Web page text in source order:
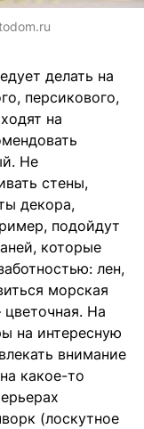
делать на
персикового,
на
Не
стены,
декора,
подойдут
которые
лен,
морская
На
на интересную
внимание
какое-то
(лоскутное